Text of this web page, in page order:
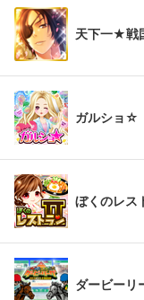
天下一★戦
ガルショ☆
ぼくのレス
ダービーリ